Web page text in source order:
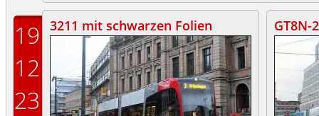
19
12
23
3211 mit schwarzen Folien GT8N-